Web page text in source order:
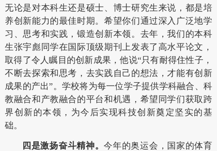
无论是对本科生还是硕士、博士研究生来说，都是培
养创新能力的最佳时期。希望你们通过深入广泛地学
习、思考和实践，锻造创新本领。去年，我们的本科
生张宇彪同学在国际顶级期刊上发表了高水平论文，
取得了令人瞩目的创新成果，他说“只有耐得住性子，
不断去探索和思考，去实践自己的想法，才能有创新
成果的产出”。学校将为每一位学子提供学科融合、科
教融合和产教融合的平台和机遇，希望同学们获取跨
界创新的本领，为今后实现科技创新奠定坚实的基
础。
四是激扬奋斗精神。今年的奥运会，国家的体育